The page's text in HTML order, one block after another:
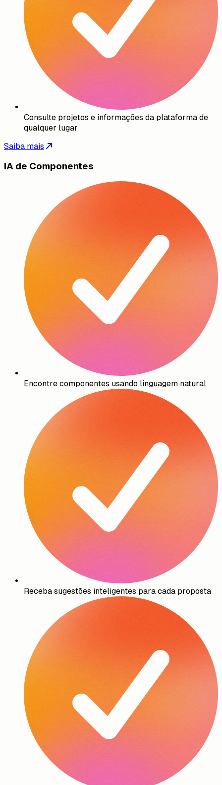
Consulte projetos e informações da plataforma de
qualquer lugar
Saiba mais
IA de Componentes
Encontre componentes usando linguagem natural
Receba sugestões inteligentes para cada proposta